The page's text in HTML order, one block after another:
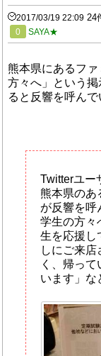
2017/03/19 22:09 24
0 SAYA★
熊本県にあるフ
方々へ」という掲
ると反響を呼んで
Twitterユー
熊本県のあ
が反響を呼
学生の方々
生を応援し
しにご来
く、帰っ
います」な